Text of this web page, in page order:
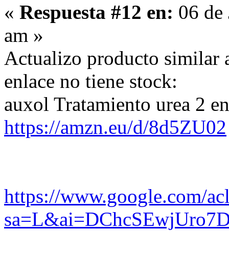
« Respuesta #12 en: 06
am »
Actualizo producto similar
enlace no tiene stock:
auxol Tratamiento urea 2
https://amzn.eu/d/8d5ZU02
https://www.google.com/